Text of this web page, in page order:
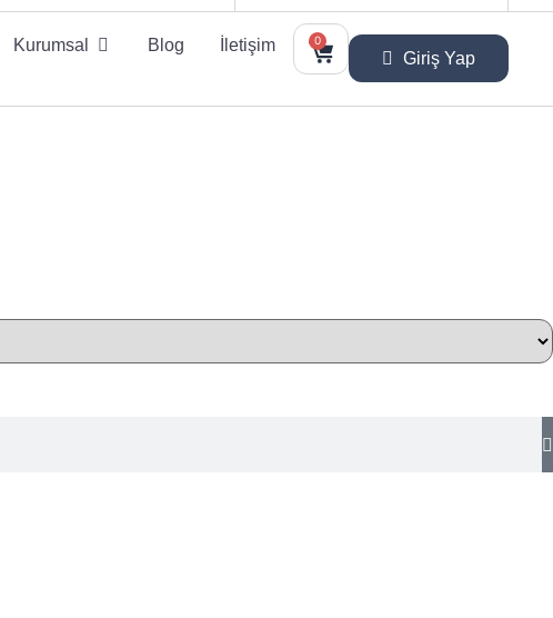
Kurumsal Blog İletişim 0
Giriş Yap